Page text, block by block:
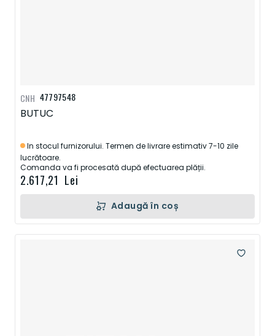
47797548
BUTUC
In stocul furnizorului. Termen de livrare estimativ 7-10 zile
lucrătoare.
Comanda va fi procesată după efectuarea plății.
2.617,21 Lei
CNH
Adaugă în coș